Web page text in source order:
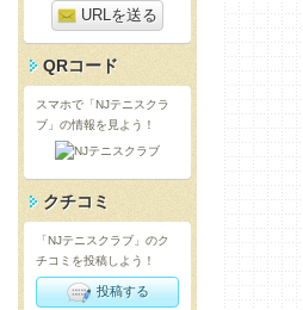
URLを送る
QRコード
スマホで「NJテニスクラ
ブ」の情報を見よう！
クチコミ
「NJテニスクラブ」のク
チコミを投稿しよう！
投稿する